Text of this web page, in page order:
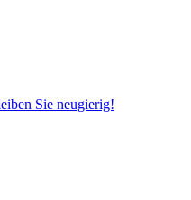
Sie neugierig!